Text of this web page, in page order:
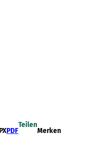
PDF
Teilen
Merken